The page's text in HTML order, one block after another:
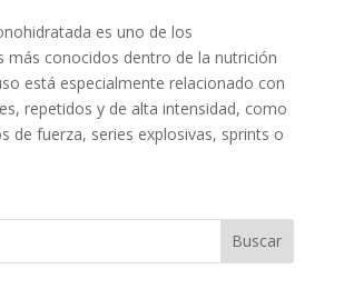
es uno de los
más conocidos dentro de la nutrición
está especialmente relacionado con
repetidos y de alta intensidad, como
de fuerza, series explosivas, sprints o
Buscar